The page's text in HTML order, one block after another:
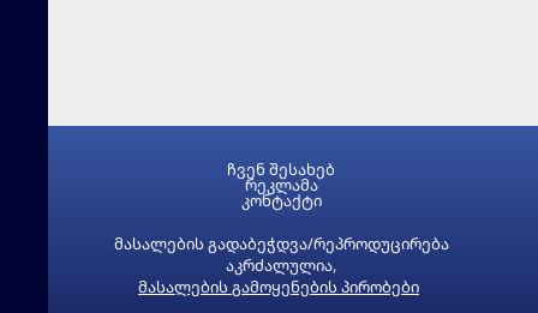
მასალების გადაბეჭდვა/რეპროდუცირება
აკრძალულია,
მასალების გამოყენების პირობები
ჩვენ შესახებ
რეკლამა
კონტაქტი